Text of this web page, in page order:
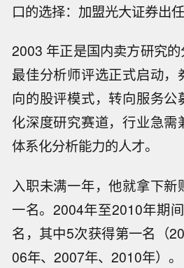
口的选择：加盟光大证券出
2003 年正是国内卖方研究
最佳分析师评选正式启动，
向的股评模式，转向服务
化深度研究赛道，行业急需
体系化分析能力的人才。
入职未满一年，他就拿下新
一名。2004年至2010年期
名，其中5次获得第一名（
06年、2007年、2010年）。